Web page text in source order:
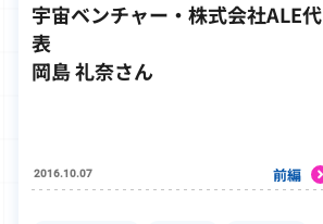
宇宙ベンチャー・株式会社ALE代
表
岡島 礼奈さん
2016.10.07 前編